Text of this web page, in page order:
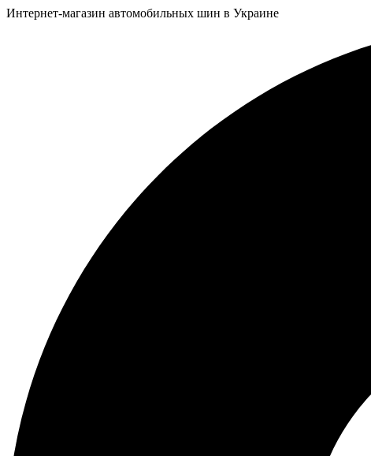
Интернет-магазин автомобильных шин в Украине